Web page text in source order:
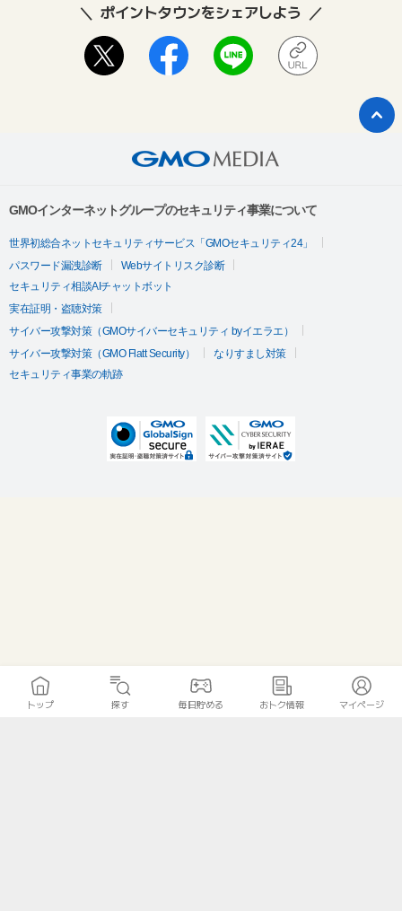
ポイントタウンをシェアしよう
GMOインターネットグループのセキュリティ事業について
世界初総合ネットセキュリティサービス「GMOセキュリティ24」
パスワード漏洩診断
Webサイトリスク診断
セキュリティ相談AIチャットボット
実在証明・盗聴対策
サイバー攻撃対策（GMOサイバーセキュリティ byイエラエ）
サイバー攻撃対策（GMO Flatt Security）
なりすまし対策
セキュリティ事業の軌跡
トップ 探す 毎日貯める おトク情報 マイページ